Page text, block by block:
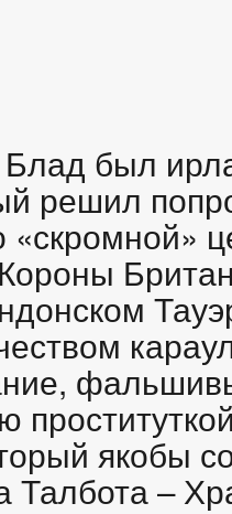
Блад был
решил
«скромной»
якобы
Талбота –